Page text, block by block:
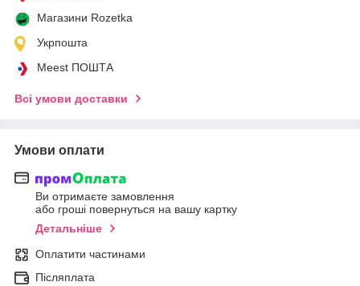
Магазини Rozetka
Укрпошта
Meest ПОШТА
Всі умови доставки
Умови оплати
Ви отримаєте замовлення
або гроші повернуться на вашу картку
Детальніше
Оплатити частинами
Післяплата